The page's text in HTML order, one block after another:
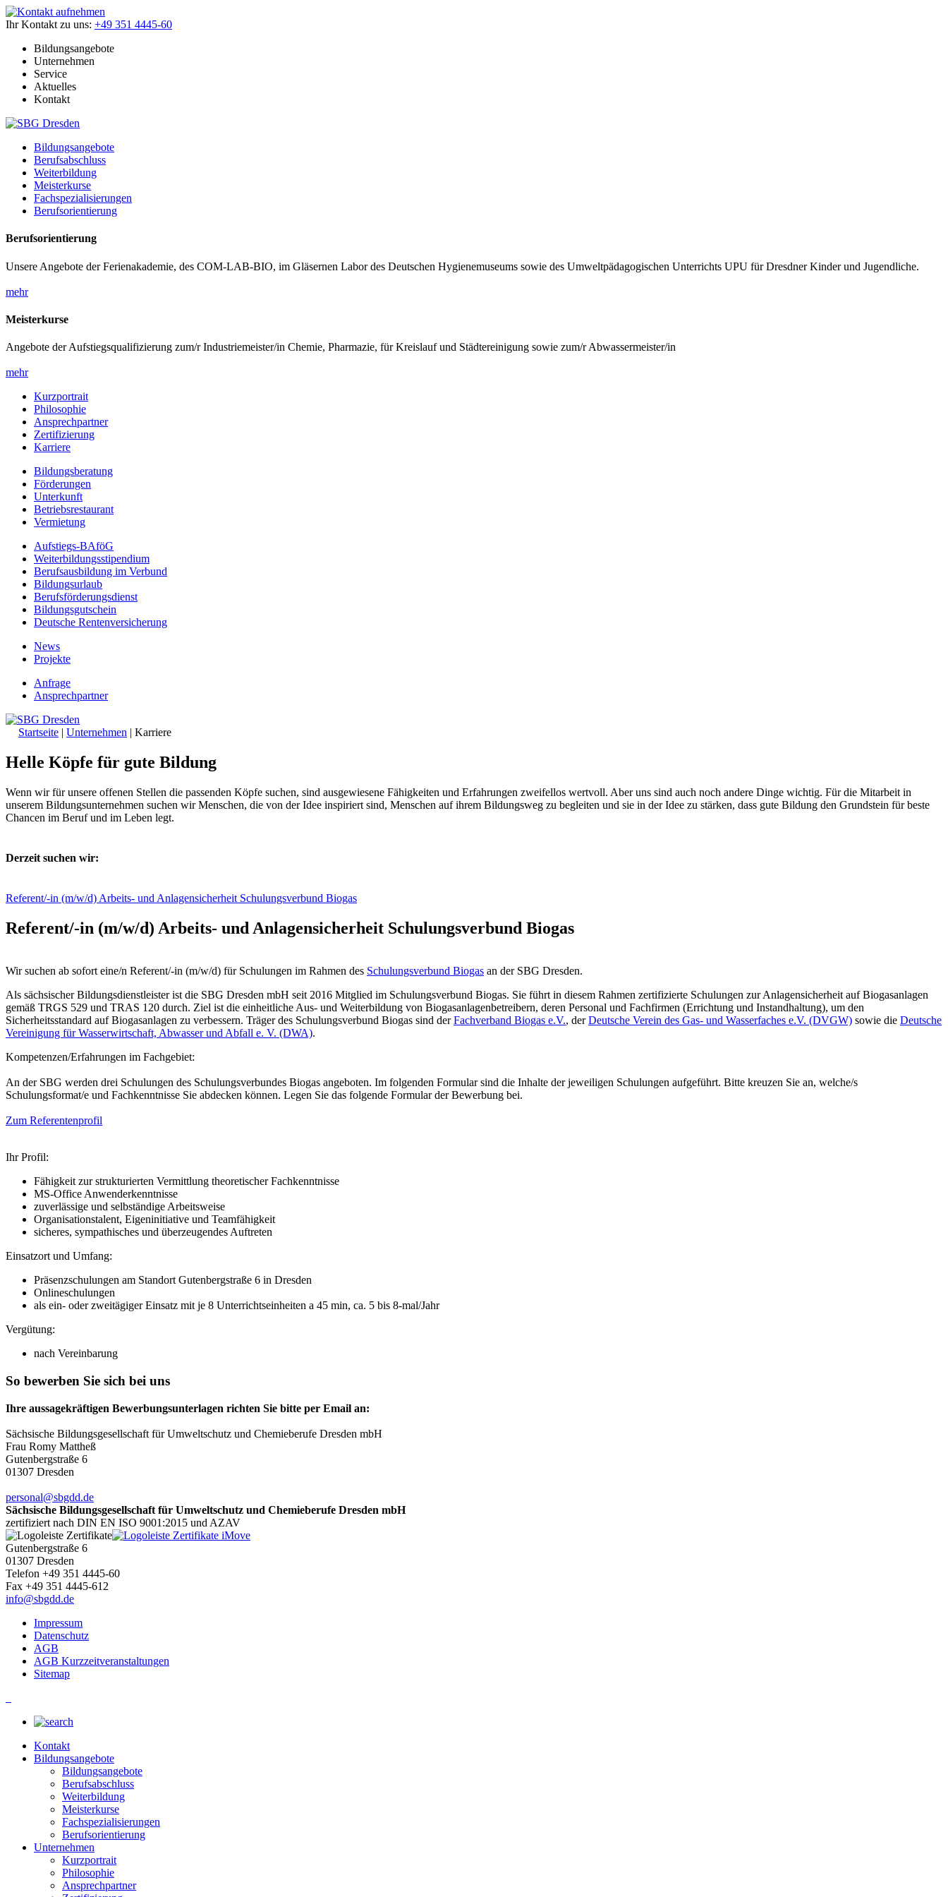
Ihr Kontakt zu uns: +49 351 4445-60
Bildungsangebote
Unternehmen
Service
Aktuelles
Kontakt
Bildungsangebote
Berufsabschluss
Weiterbildung
Meisterkurse
Fachspezialisierungen
Berufsorientierung
Berufsorientierung
Unsere Angebote der Ferienakademie, des COM-LAB-BIO, im Gläsernen Labor des Deutschen Hygienemuseums sowie des Umweltpädagogischen Unterrichts UPU für Dresdner Kinder und Jugendliche.
mehr
Meisterkurse
Angebote der Aufstiegsqualifizierung zum/r Industriemeister/in Chemie, Pharmazie, für Kreislauf und Städtereinigung sowie zum/r Abwassermeister/in
mehr
Kurzportrait
Philosophie
Ansprechpartner
Zertifizierung
Karriere
Bildungsberatung
Förderungen
Unterkunft
Betriebsrestaurant
Vermietung
Aufstiegs-BAföG
Weiterbildungsstipendium
Berufsausbildung im Verbund
Bildungsurlaub
Berufsförderungsdienst
Bildungsgutschein
Deutsche Rentenversicherung
News
Projekte
Anfrage
Ansprechpartner
Startseite | Unternehmen | Karriere
Helle Köpfe für gute Bildung
Wenn wir für unsere offenen Stellen die passenden Köpfe suchen, sind ausgewiesene Fähigkeiten und Erfahrungen zweifellos wertvoll. Aber uns sind auch noch andere Dinge wichtig. Für die Mitarbeit in
unserem Bildungsunternehmen suchen wir Menschen, die von der Idee inspiriert sind, Menschen auf ihrem Bildungsweg zu begleiten und sie in der Idee zu stärken, dass gute Bildung den Grundstein für beste
Chancen im Beruf und im Leben legt.
Derzeit suchen wir:
Referent/-in (m/w/d) Arbeits- und Anlagensicherheit Schulungsverbund Biogas
Referent/-in (m/w/d) Arbeits- und Anlagensicherheit Schulungsverbund Biogas
Wir suchen ab sofort eine/n Referent/-in (m/w/d) für Schulungen im Rahmen des Schulungsverbund Biogas an der SBG Dresden.
Als sächsischer Bildungsdienstleister ist die SBG Dresden mbH seit 2016 Mitglied im Schulungsverbund Biogas. Sie führt in diesem Rahmen zertifizierte Schulungen zur Anlagensicherheit auf Biogasanlagen
gemäß TRGS 529 und TRAS 120 durch. Ziel ist die einheitliche Aus- und Weiterbildung von Biogasanlagenbetreibern, deren Personal und Fachfirmen (Errichtung und Instandhaltung), um den
Sicherheitsstandard auf Biogasanlagen zu verbessern. Träger des Schulungsverbund Biogas sind derFachverband Biogas e.V., derDeutsche Verein des Gas- und Wasserfaches e.V. (DVGW) sowie die Deutsche
Vereinigung für Wasserwirtschaft, Abwasser und Abfall e. V. (DWA).
Kompetenzen/Erfahrungen im Fachgebiet:
An der SBG werden drei Schulungen des Schulungsverbundes Biogas angeboten. Im folgenden Formular sind die Inhalte der jeweiligen Schulungen aufgeführt. Bitte kreuzen Sie an, welche/s
Schulungsformat/e und Fachkenntnisse Sie abdecken können. Legen Sie das folgende Formular der Bewerbung bei.
Zum Referentenprofil
Ihr Profil:
Fähigkeit zur strukturierten Vermittlung theoretischer Fachkenntnisse
MS-Office Anwenderkenntnisse
zuverlässige und selbständige Arbeitsweise
Organisationstalent, Eigeninitiative und Teamfähigkeit
sicheres, sympathisches und überzeugendes Auftreten
Einsatzort und Umfang:
Präsenzschulungen am Standort Gutenbergstraße 6 in Dresden
Onlineschulungen
als ein- oder zweitägiger Einsatz mit je 8 Unterrichtseinheiten a 45 min, ca. 5 bis 8‑mal/Jahr
Vergütung:
nach Vereinbarung
So bewerben Sie sich bei uns
Ihre aussagekräftigen Bewerbungsunterlagen richten Sie bitte per Email an:
Sächsische Bildungsgesellschaft für Umweltschutz und Chemieberufe Dresden mbH
Frau Romy Mattheß
Gutenbergstraße 6
01307 Dresden
personal@sbgdd.de
Sächsische Bildungsgesellschaft für Umweltschutz und Chemieberufe Dresden mbH
zertifiziert nach DIN EN ISO 9001:2015 und AZAV
Gutenbergstraße 6
01307 Dresden
Telefon +49 351 4445-60
Fax +49 351 4445-612
info@sbgdd.de
Impressum
Datenschutz
AGB
AGB Kurzzeitveranstaltungen
Sitemap
Kontakt
Bildungsangebote
Bildungsangebote
Berufsabschluss
Weiterbildung
Meisterkurse
Fachspezialisierungen
Berufsorientierung
Unternehmen
Kurzportrait
Philosophie
Ansprechpartner